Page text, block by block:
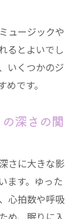
ュージックや
るとよいでし
いくつかのジ
です。
深さの関
さに大きな影
ます。ゆった
心拍数や呼吸